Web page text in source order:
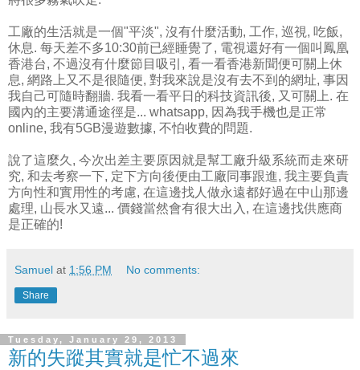
工廠的生活就是一個"平淡", 沒有什麼活動, 工作, 巡視, 吃飯,
休息. 每天差不多10:30前已經睡覺了, 電視還好有一個叫鳳凰
香港台, 不過沒有什麼節目吸引, 看一看香港新聞便可關上休
息, 網路上又不是很隨便, 對我來說是沒有去不到的網址, 事因
我自己可隨時翻牆. 我看一看平日的科技資訊後, 又可關上. 在
國內的主要溝通途徑是... whatsapp, 因為我手機也是正常
online, 我有5GB漫遊數據, 不怕收費的問題.
說了這麼久, 今次出差主要原因就是幫工廠升級系統而走來研
究, 和去考察一下, 定下方向後便由工廠同事跟進, 我主要負責
方向性和實用性的考慮, 在這邊找人做永遠都好過在中山那邊
處理, 山長水又遠... 價錢當然會有很大出入, 在這邊找供應商
是正確的!
Samuel at 1:56 PM No comments:
Share
Tuesday, January 29, 2013
新的失蹤其實就是忙不過來